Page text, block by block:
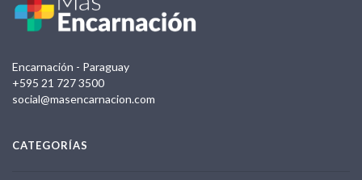
Encarnación - Paraguay
+595 21 727 3500
social@masencarnacion.com
CATEGORÍAS